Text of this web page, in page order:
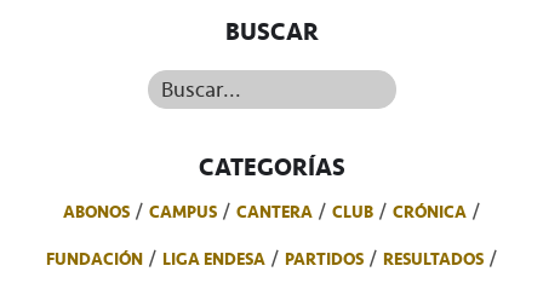
BUSCAR
Buscar...
CATEGORÍAS
ABONOS CAMPUS CANTERA CLUB
CRÓNICA
FUNDACIÓN
LIGA ENDESA PARTIDOS
RESULTADOS